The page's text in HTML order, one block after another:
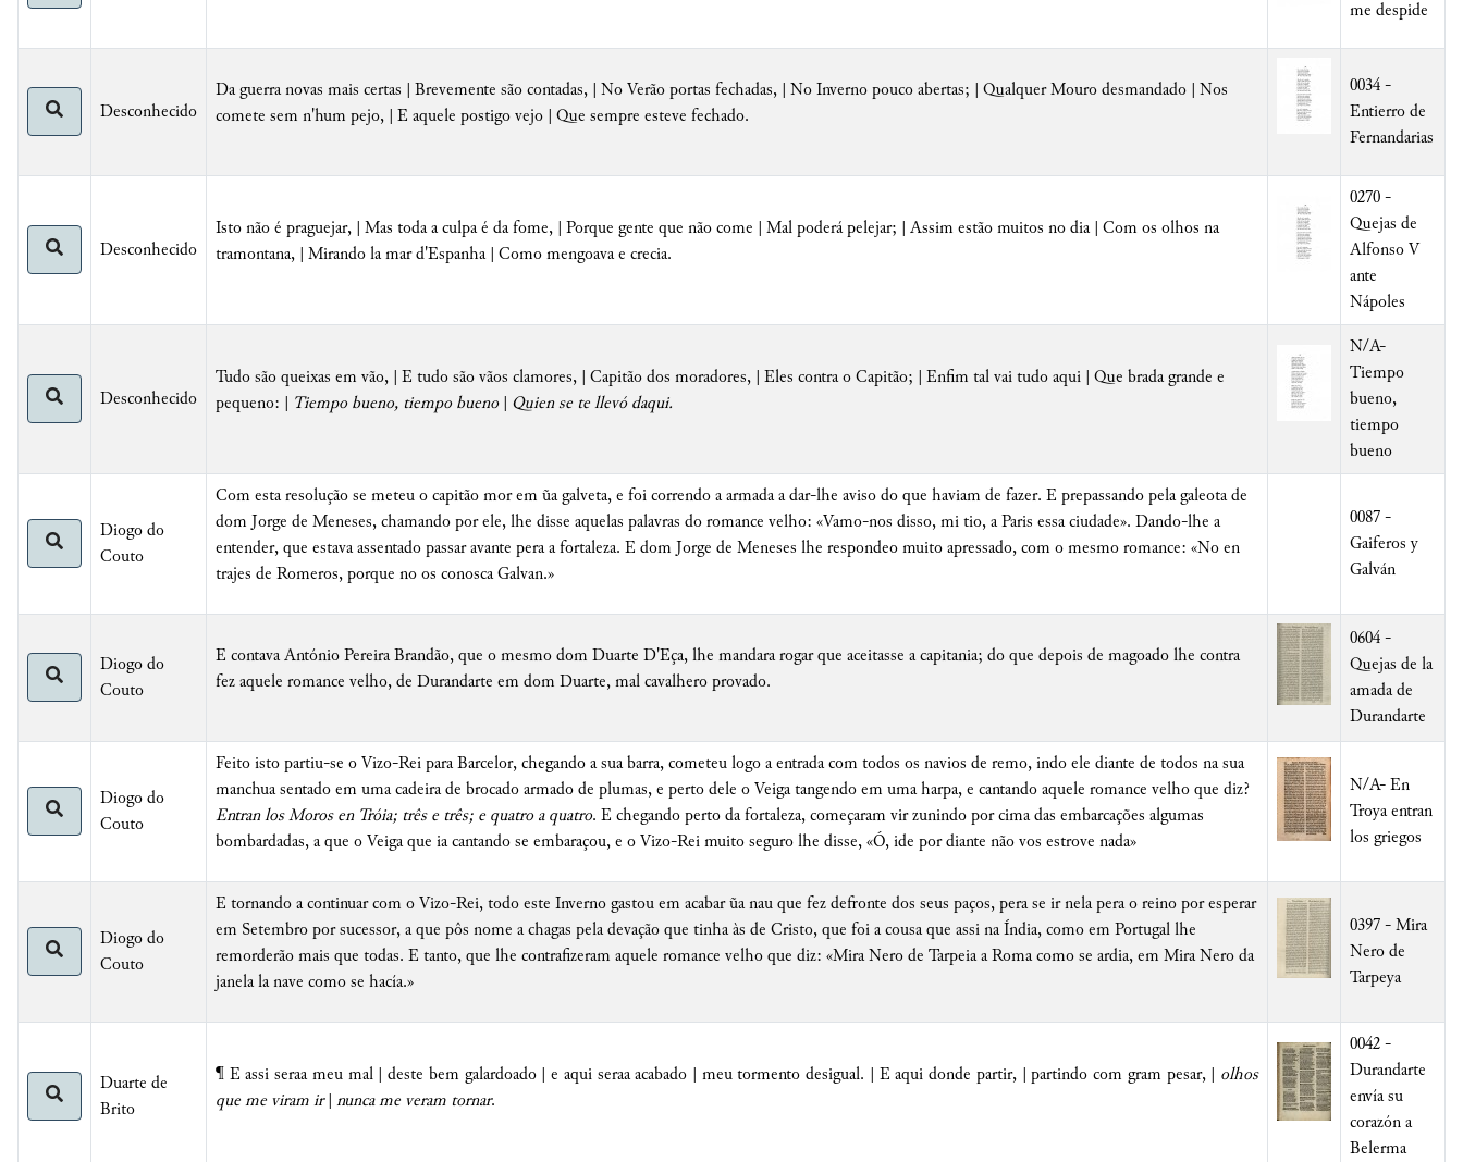
me despide
Desconhecido
Da guerra novas mais certas | Brevemente são contadas, | No Verão portas fechadas, | No Inverno pouco abertas; | Qualquer Mouro desmandado | Nos
comete sem n'hum pejo, | E aquele postigo vejo | Que sempre esteve fechado.
0034 -
Entierro de
Fernandarias
Desconhecido
Isto não é praguejar, | Mas toda a culpa é da fome, | Porque gente que não come | Mal poderá pelejar; | Assim estão muitos no dia | Com os olhos na
tramontana, | Mirando la mar d'Espanha | Como mengoava e crecia.
0270 -
Quejas de
Alfonso V
ante
Nápoles
Desconhecido
Tudo são queixas em vão, | E tudo são vãos clamores, | Capitão dos moradores, | Eles contra o Capitão; | Enfim tal vai tudo aqui | Que brada grande e
pequeno: |
Tiempo bueno, tiempo bueno| Quien se te llevó daqui.
N/A-
Tiempo
bueno,
tiempo
bueno
Diogo do
Couto
Com esta resolução se meteu o capitão mor em ũa galveta, e foi correndo a armada a dar-lhe aviso do que haviam de fazer. E prepassando pela galeota de
dom Jorge de Meneses, chamando por ele, lhe disse aquelas palavras do romance velho: «Vamo-nos disso, mi tio, a Paris essa ciudade». Dando-lhe a
entender, que estava assentado passar avante pera a fortaleza. E dom Jorge de Meneses lhe respondeo muito apressado, com o mesmo romance: «No en
trajes de Romeros, porque no os conosca Galvan.»
0087 -
Gaiferos y
Galván
Diogo do
Couto
E contava António Pereira Brandão, que o mesmo dom Duarte D'Eça, lhe mandara rogar que aceitasse a capitania; do que depois de magoado lhe contra
fez aquele romance velho, de Durandarte em dom Duarte, mal cavalhero provado.
0604 -
Quejas de la
amada de
Durandarte
Diogo do
Couto
Feito isto partiu-se o Vizo-Rei para Barcelor, chegando a sua barra, cometeu logo a entrada com todos os navios de remo, indo ele diante de todos na sua
manchua sentado em uma cadeira de brocado armado de plumas, e perto dele o Veiga tangendo em uma harpa, e cantando aquele romance velho que diz?
Entran los Moros en Tróia; três e três; e quatro a quatro. E chegando perto da fortaleza, começaram vir zunindo por cima das embarcações algumas
bombardadas, a que o Veiga que ia cantando se embaraçou, e o Vizo-Rei muito seguro lhe disse, «Ó, ide por diante não vos estrove nada»
N/A- En
Troya entran
los griegos
Diogo do
Couto
E tornando a continuar com o Vizo-Rei, todo este Inverno gastou em acabar ũa nau que fez defronte dos seus paços, pera se ir nela pera o reino por esperar
em Setembro por sucessor, a que pôs nome a chagas pela devação que tinha às de Cristo, que foi a cousa que assi na Índia, como em Portugal lhe
remorderão mais que todas. E tanto, que lhe contrafizeram aquele romance velho que diz: «Mira Nero de Tarpeia a Roma como se ardia, em Mira Nero da
janela la nave como se hacía.»
0397 - Mira
Nero de
Tarpeya
Duarte de
Brito
¶ E assi seraa meu mal | deste bem galardoado | e aqui seraa acabado | meu tormento desigual. | E aqui donde partir, | partindo com gram pesar, | olhos
que me viram ir| nunca me veram tornar.
0042 -
Durandarte
envía su
corazón a
Belerma